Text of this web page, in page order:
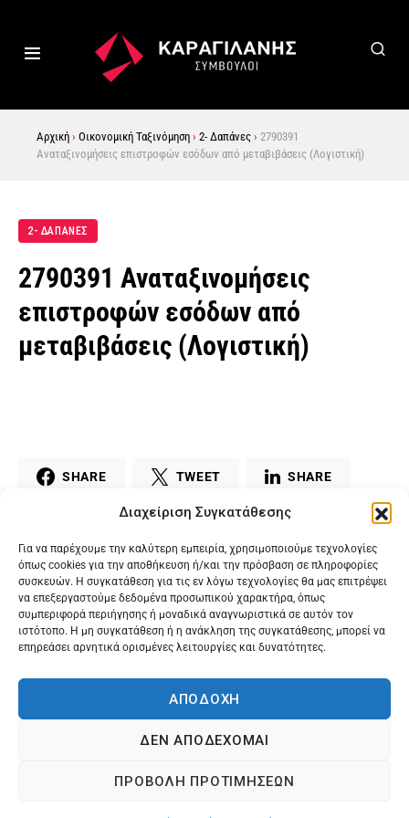
Διαχείριση Συγκατάθεσης
Για να παρέχουμε την καλύτερη εμπειρία, χρησιμοποιούμε τεχνολογίες
όπως cookies για την αποθήκευση ή/και την πρόσβαση σε πληροφορίες
συσκευών. Η συγκατάθεση για τις εν λόγω τεχνολογίες θα μας επιτρέψει
να επεξεργαστούμε δεδομένα προσωπικού χαρακτήρα, όπως
συμπεριφορά περιήγησης ή μοναδικά αναγνωριστικά σε αυτόν τον
ιστότοπο. Η μη συγκατάθεση ή η ανάκληση της συγκατάθεσης, μπορεί να
επηρεάσει αρνητικά ορισμένες λειτουργίες και δυνατότητες.
ΑΠΟΔΟΧΗ
ΔΕΝ ΑΠΟΔΕΧΟΜΑΙ
ΠΡΟΒΟΛΗ ΠΡΟΤΙΜΗΣΕΩΝ
Αρχική › Οικονομική Ταξινόμηση › 2- Δαπάνες › 2790391
Αναταξινομήσεις επιστροφών εσόδων από μεταβιβάσεις (Λογιστική)
2- ΔΑΠΑΝΕΣ
2790391 Αναταξινομήσεις
επιστροφών εσόδων από
μεταβιβάσεις (Λογιστική)
SHARE TWEET SHARE
PRINT